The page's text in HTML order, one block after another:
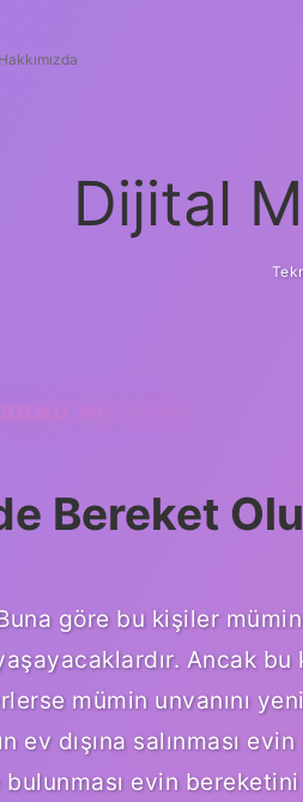
Hakkımızda
Dijital
NE OLUR
Bereket
göre bu kişiler
Ancak
mümin unvanını
ev dışına salınması
evin